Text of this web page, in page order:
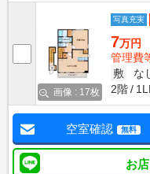
画像 : 17枚
写真充実
7万円
管理費
敷
な
2階
空室確認 無料
お